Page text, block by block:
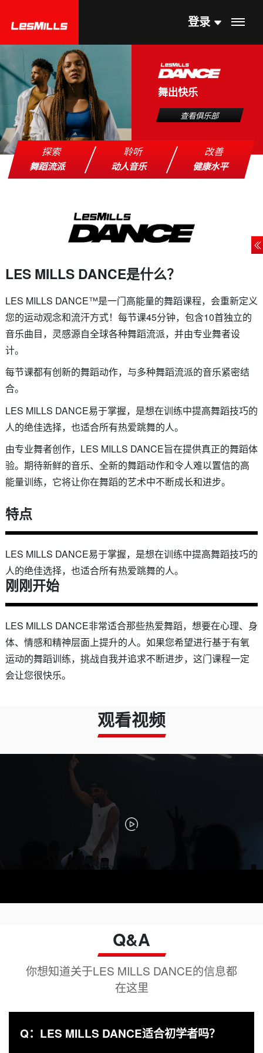
登录
舞出快乐
查看俱乐部
探索
舞蹈流派
聆听
动人音乐
改善
健康水平
LES MILLS DANCE是什么？
LES MILLS DANCE™是一门高能量的舞蹈课程，会重新定义
您的运动观念和流汗方式！每节课45分钟，包含10首独立的
音乐曲目，灵感源自全球各种舞蹈流派，并由专业舞者设
计。
每节课都有创新的舞蹈动作，与多种舞蹈流派的音乐紧密结
合。
LES MILLS DANCE易于掌握，是想在训练中提高舞蹈技巧的
人的绝佳选择，也适合所有热爱跳舞的人。
由专业舞者创作，LES MILLS DANCE旨在提供真正的舞蹈体
验。期待新鲜的音乐、全新的舞蹈动作和令人难以置信的高
能量训练，它将让你在舞蹈的艺术中不断成长和进步。
特点
LES MILLS DANCE易于掌握，是想在训练中提高舞蹈技巧的
人的绝佳选择，也适合所有热爱跳舞的人。
刚刚开始
LES MILLS DANCE非常适合那些热爱舞蹈，想要在心理、身
体、情感和精神层面上提升的人。如果您希望进行基于有氧
运动的舞蹈训练，挑战自我并追求不断进步，这门课程一定
会让您很快乐。
观看视频
Q&A
你想知道关于LES MILLS DANCE的信息都
在这里
Q：LES MILLS DANCE适合初学者吗？